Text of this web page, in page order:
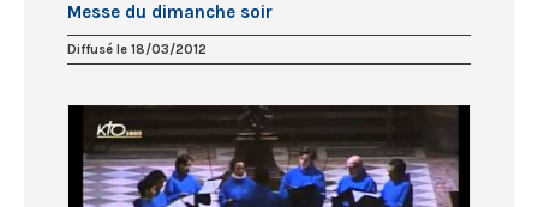
Messe du dimanche soir
Diffusé le 18/03/2012